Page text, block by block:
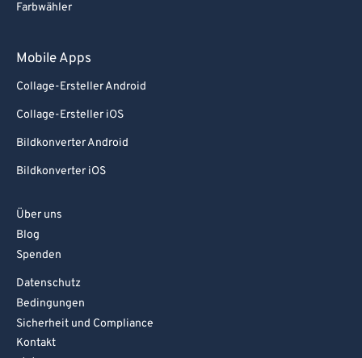
Farbwähler
Mobile Apps
Collage-Ersteller Android
Collage-Ersteller iOS
Bildkonverter Android
Bildkonverter iOS
Über uns
Blog
Spenden
Datenschutz
Bedingungen
Sicherheit und Compliance
Kontakt